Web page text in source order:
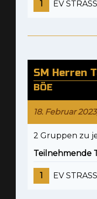
1 EV
SM Herren
BÖE
18. Februar
2 Gruppen zu
Teilnehmende
1 EV